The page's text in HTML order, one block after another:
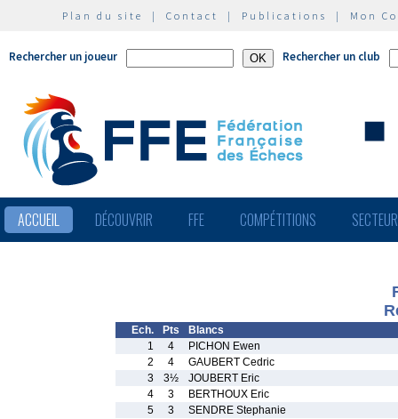
Plan du site | Contact | Publications | Mon
Rechercher un joueur Rechercher un club
ACCUEIL DÉCOUVRIR FFE COMPÉTITIONS
Ech. Pts
Blancs
1
4
PICHON Ewen
2
4
GAUBERT Cedric
3
3½
JOUBERT Eric
4
3
BERTHOUX Eric
5
3
SENDRE Stephanie